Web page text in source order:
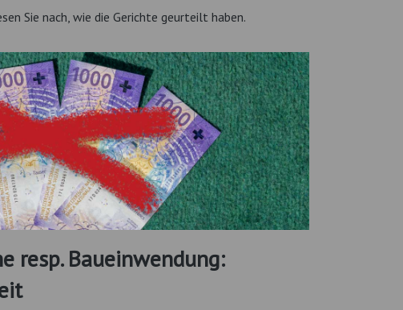
Sie nach, wie die Gerichte geurteilt haben.
resp. Baueinwendung: